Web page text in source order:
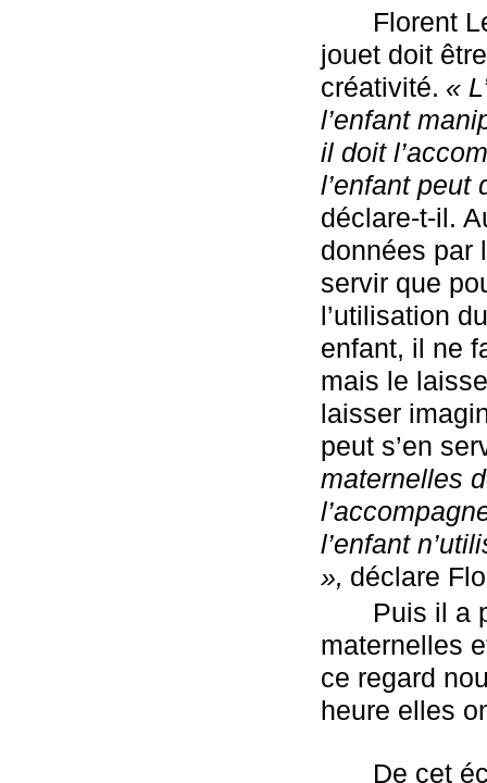
Florent
jouet doit
créativité. «
l’enfant
il doit
l’enfant peut
déclare-t-il.
données par
servir que
l’utilisation
enfant, il ne
mais le
laisser
peut s’en
maternelles
l’enfant
», déclare
Puis il a
maternelles
ce regard
heure elles
De cet